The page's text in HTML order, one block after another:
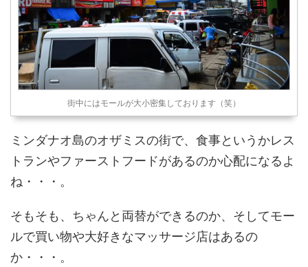
街中にはモールが大小密集しております（笑）
ミンダナオ島のオザミスの街で、食事というかレス
トランやファーストフードがあるのか心配になるよ
ね・・・。
そもそも、ちゃんと両替ができるのか、そしてモー
ルで買い物や大好きなマッサージ店はあるの
か・・・。